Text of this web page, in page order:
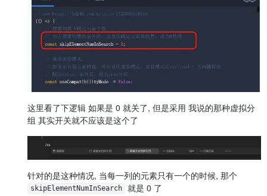
这里看了下逻辑 如果是 0 就关了, 但是采用 我说的那种虚拟分
组 其实开关就不应该是这个了
针对的是这种情况, 当每一列的元素只有一个的时候, 那个
skipElementNumInSearch 就是 0 了